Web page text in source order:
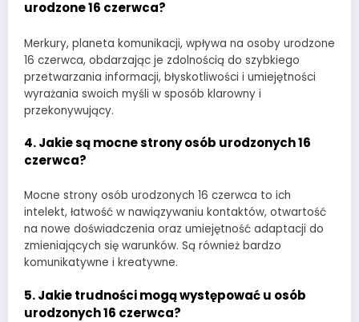
urodzone 16 czerwca?
Merkury, planeta komunikacji, wpływa na osoby urodzone
16 czerwca, obdarzając je zdolnością do szybkiego
przetwarzania informacji, błyskotliwości i umiejętności
wyrażania swoich myśli w sposób klarowny i
przekonywujący.
4. Jakie są mocne strony osób urodzonych 16
czerwca?
Mocne strony osób urodzonych 16 czerwca to ich
intelekt, łatwość w nawiązywaniu kontaktów, otwartość
na nowe doświadczenia oraz umiejętność adaptacji do
zmieniających się warunków. Są również bardzo
komunikatywne i kreatywne.
5. Jakie trudności mogą występować u osób
urodzonych 16 czerwca?